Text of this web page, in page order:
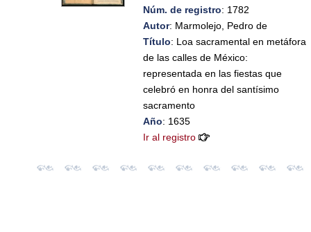
Núm. de registro: 1782
Autor: Marmolejo, Pedro de
Título: Loa sacramental en metáfora
de las calles de México:
representada en las fiestas que
celebró en honra del santísimo
sacramento
Año: 1635
Ir al registro